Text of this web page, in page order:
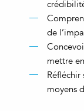
de
mettre
Réfléchir
moyens